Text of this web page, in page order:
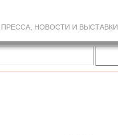
ПРЕССА, НОВОСТИ И ВЫСТАВКИ